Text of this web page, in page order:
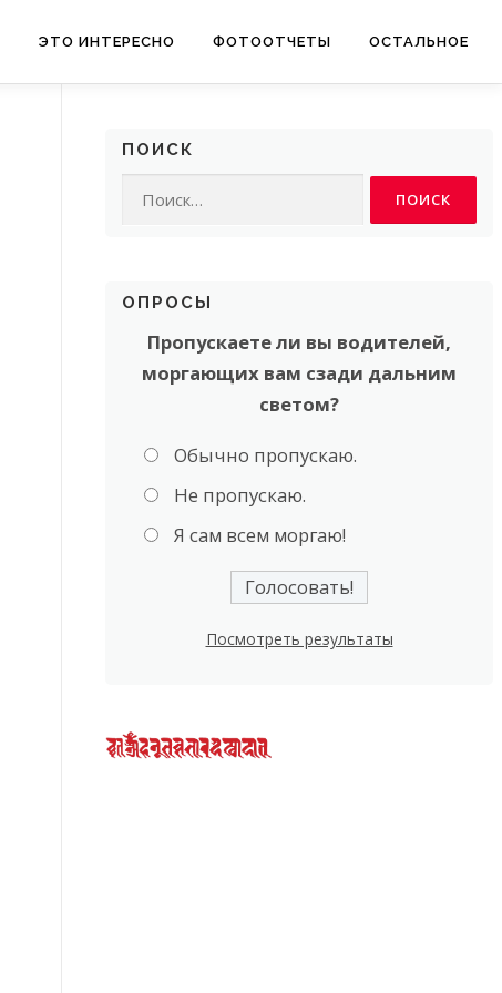
ЭТО ИНТЕРЕСНО ФОТООТЧЕТЫ ОСТАЛЬНОЕ
ПОИСК
ОПРОСЫ
Пропускаете ли вы водителей,
моргающих вам сзади дальним
светом?
Обычно пропускаю.
Не пропускаю.
Я сам всем моргаю!
Посмотреть результаты